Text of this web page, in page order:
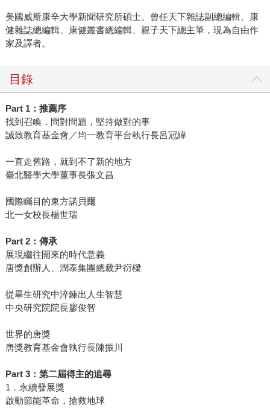
美國威斯康辛大學新聞研究所碩士。曾任天下雜誌副總編輯、康
健雜誌總編輯、康健叢書總編輯、親子天下總主筆，現為自由作
家及譯者。
目錄
Part 1：推薦序
找到召喚，問對問題，堅持做對的事
誠致教育基金會／均一教育平台執行長呂冠緯
一直走舊路，就到不了新的地方
臺北醫學大學董事長張文昌
國際矚目的東方諾貝爾
北一女校長楊世瑞
Part 2：傳承
展現繼往開來的時代意義
唐獎創辦人、潤泰集團總裁尹衍樑
從畢生研究中淬鍊出人生智慧
中央研究院院長廖俊智
世界的唐獎
唐獎教育基金會執行長陳振川
Part 3：第二屆得主的追尋
1．永續發展獎
啟動節能革命，搶救地球